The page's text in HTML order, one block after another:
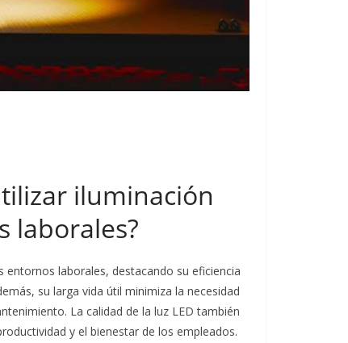
iluminación
laborales?
laborales, destacando su eficiencia
su larga vida útil minimiza la necesidad
La calidad de la luz LED también
y el bienestar de los empleados.